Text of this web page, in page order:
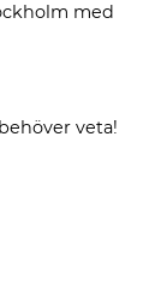
med
veta!